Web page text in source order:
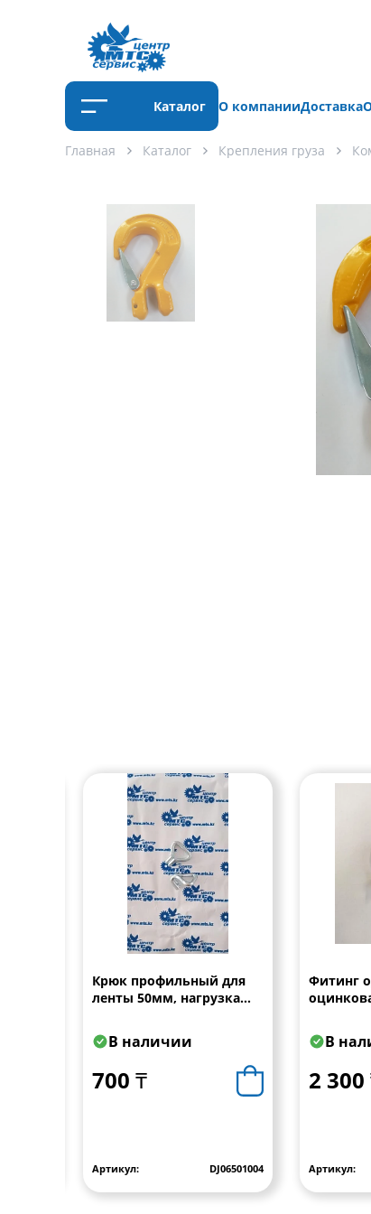
Каталог О компанииДоставка
Главная Каталог Крепления груза
Крюк профильный для
ленты 50мм, нагрузка
В наличии
700 ₸
Артикул: DJ06501004
Фитинг
В
2 300
Артикул: